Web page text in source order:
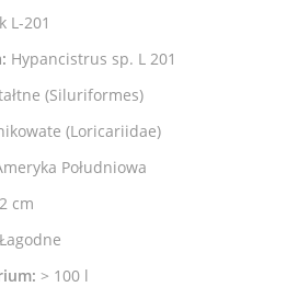
L-201
Hypancistrus sp. L 201
(Siluriformes)
(Loricariidae)
Południowa
cm
Łagodne
> 100 l